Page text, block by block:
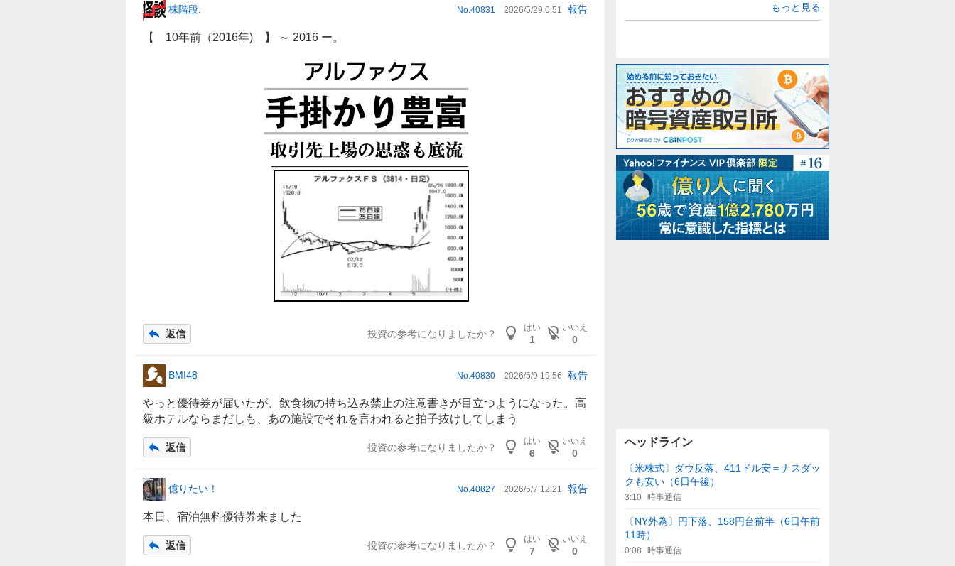
株階段. No. 40831 2026/5/29 0:51 報告
【 10年前（2016年) 】 ～ 2016 ー。
返信 投資の参考になりましたか？
はい
1
いいえ
0
BMI48 No. 40830 2026/5/9 19:56 報告
やっと優待券が届いたが、飲食物の持ち込み禁止の注意書きが目立つようになった。高
級ホテルならまだしも、あの施設でそれを言われると拍子抜けしてしまう
返信 投資の参考になりましたか？
はい
6
いいえ
0
億りたい！ No. 40827 2026/5/7 12:21 報告
本日、宿泊無料優待券来ました
返信 投資の参考になりましたか？
はい
7
いいえ
0
もっと見る
ヘッドライン
〔米株式〕ダウ反落、411ドル安＝ナスダッ
クも安い（6日午後）
3:10 時事通信
〔NY外為〕円下落、158円台前半（6日午前
11時）
0:08 時事通信